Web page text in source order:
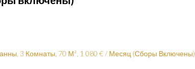
3 Комнаты, 70 М², 1 080 € / Месяц (Сборы Включены)